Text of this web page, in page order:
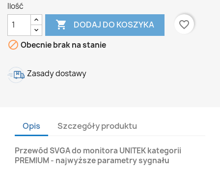
Ilość
 DODAJ DO KOSZYKA
favorite_border
 Obecnie brak na stanie
Zasady dostawy
Opis Szczegóły produktu
Przewód SVGAdo monitora UNITEK kategorii
PREMIUM - najwyższe parametry sygnału